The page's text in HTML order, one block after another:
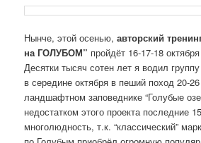
Нынче, этой осенью,авторский
на ГОЛУБОМ” пройдёт 16-17-18
Десятки тысяч сотен лет я водил
в середине октября в пеший поход 20-
ландшафтном заповеднике “Голубые
недостатком этого проекта последние
многолюдность, т.к. “классический”